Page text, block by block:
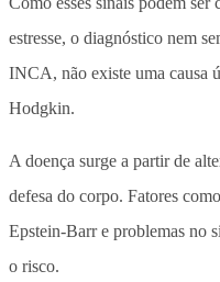
estresse, o diagnóstico nem
INCA, não existe uma causa
Hodgkin.
A doença surge a partir de
defesa do corpo. Fatores
Epstein-Barr e problemas no
o risco.